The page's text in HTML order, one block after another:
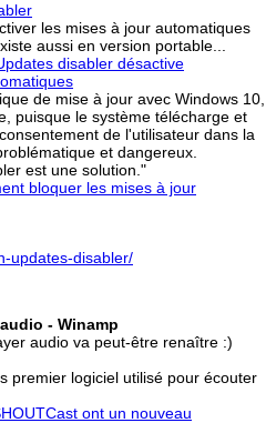
les mises à jour automatiques
aussi en version portable...
disabler désactive
de mise à jour avec Windows 10,
puisque le système télécharge et
de l'utilisateur dans la
et dangereux.
est une solution."
bloquer les mises à jour
updates-disabler/
- Winamp
audio va peut-être renaître :)
premier logiciel utilisé pour écouter
ont un nouveau